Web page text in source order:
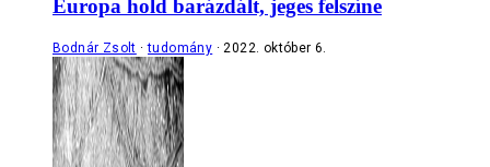
Europa hold barázdált, jeges felszíne
Bodnár Zsolt tudomány 2022. október 6.